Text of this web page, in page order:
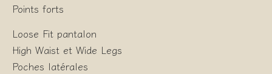
Points forts
Loose Fit pantalon
High Waist et Wide Legs
Poches latérales